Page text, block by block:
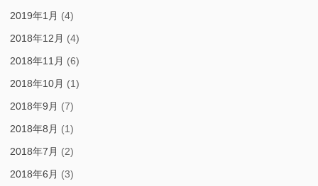
2019年1月 (4)
2018年12月 (4)
2018年11月 (6)
2018年10月 (1)
2018年9月 (7)
2018年8月 (1)
2018年7月 (2)
2018年6月 (3)